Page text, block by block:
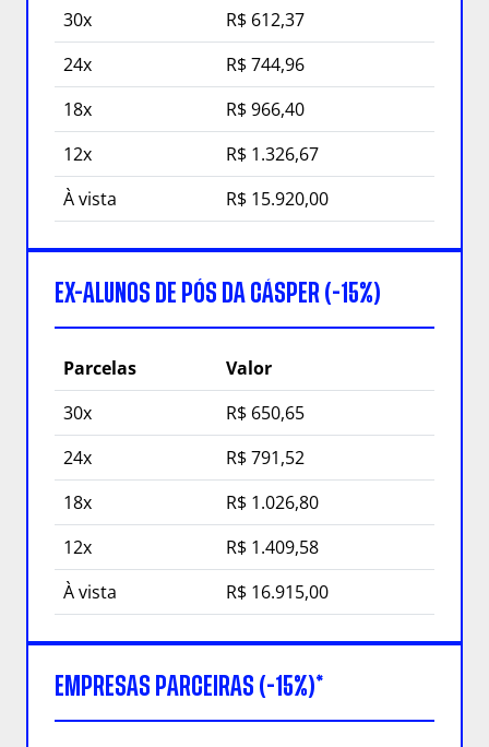
30x
R$ 612,37
24x
R$ 744,96
18x
R$ 966,40
12x
R$ 1.326,67
À vista
R$ 15.920,00
EX-ALUNOS DE PÓS DA CÁSPER (-15%)
Parcelas
Valor
30x
R$ 650,65
24x
R$ 791,52
18x
R$ 1.026,80
12x
R$ 1.409,58
À vista
R$ 16.915,00
EMPRESAS PARCEIRAS (-15%)*